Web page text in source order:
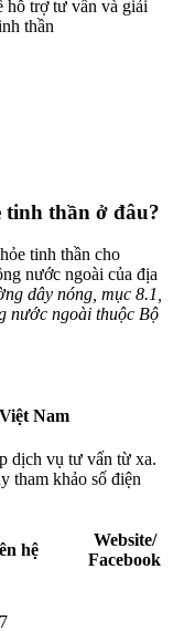
hỗ trợ tư vấn và giải
thần
tinh thần ở đâu?
tinh thần cho
nước ngoài của địa
dây nóng, mục 8.1,
nước ngoài thuộc Bộ
Nam
dịch vụ tư vấn từ xa.
tham khảo số điện
hệ
Website/
Facebook